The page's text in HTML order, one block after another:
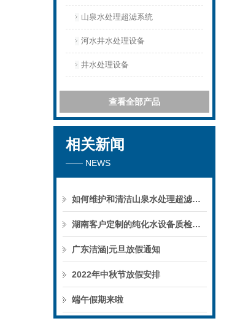
山泉水处理超滤系统
河水井水处理设备
井水处理设备
查看全部产品
相关新闻
—— NEWS
如何维护和清洁山泉水处理超滤系统
湖南客户定制的纯化水设备质检后准备发货！
广东洁涵|元旦放假通知
2022年中秋节放假安排
端午假期来啦